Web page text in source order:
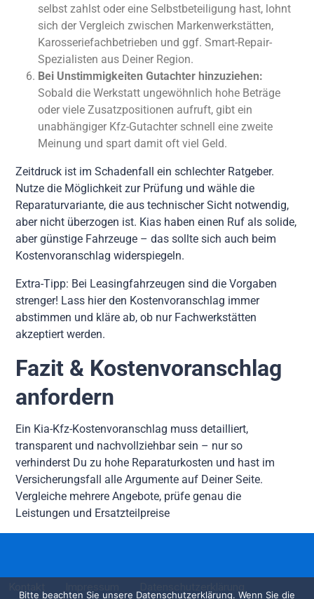
selbst zahlst oder eine Selbstbeteiligung hast, lohnt
sich der Vergleich zwischen Markenwerkstätten,
Karosseriefachbetrieben und ggf. Smart-Repair-
Spezialisten aus Deiner Region.
Bei Unstimmigkeiten Gutachter hinzuziehen:
Sobald die Werkstatt ungewöhnlich hohe Beträge
oder viele Zusatzpositionen aufruft, gibt ein
unabhängiger Kfz-Gutachter schnell eine zweite
Meinung und spart damit oft viel Geld.
Zeitdruck ist im Schadenfall ein schlechter Ratgeber.
Nutze die Möglichkeit zur Prüfung und wähle die
Reparaturvariante, die aus technischer Sicht notwendig,
aber nicht überzogen ist. Kias haben einen Ruf als solide,
aber günstige Fahrzeuge – das sollte sich auch beim
Kostenvoranschlag widerspiegeln.
Extra-Tipp: Bei Leasingfahrzeugen sind die Vorgaben
strenger! Lass hier den Kostenvoranschlag immer
abstimmen und kläre ab, ob nur Fachwerkstätten
akzeptiert werden.
Fazit & Kostenvoranschlag
anfordern
Ein Kia-Kfz-Kostenvoranschlag muss detailliert,
transparent und nachvollziehbar sein – nur so
verhinderst Du zu hohe Reparaturkosten und hast im
Versicherungsfall alle Argumente auf Deiner Seite.
Vergleiche mehrere Angebote, prüfe genau die
Leistungen und Ersatzteilpreise
Bitte beachten Sie unsere Datenschutzerklärung. Wenn Sie die